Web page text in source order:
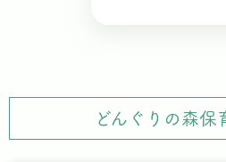
どんぐりの森保